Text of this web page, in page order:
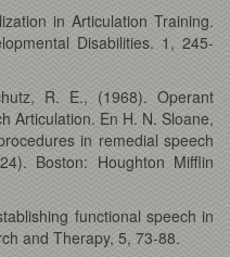
in Articulation Training.
Disabilities. 1, 245-
R. E., (1968). Operant
Articulation. En H. N. Sloane,
in remedial speech
Boston: Houghton Mifflin
functional speech in
and Therapy, 5, 73-88.